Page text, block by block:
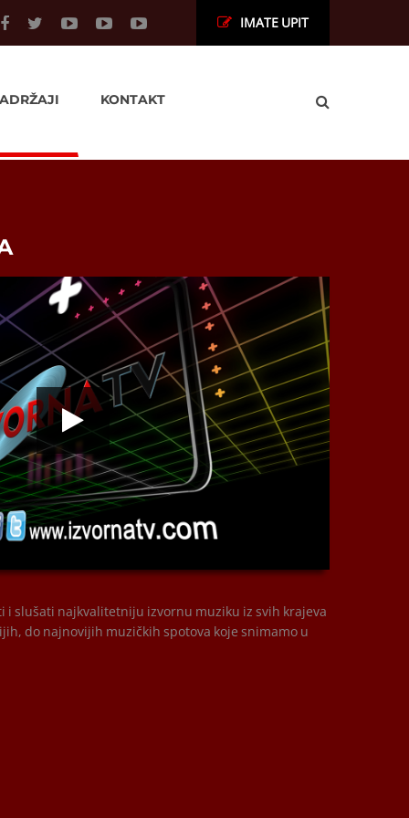
IMATE UPIT
KONTAKT
i slušati najkvalitetniju izvornu muziku iz svih krajeva
do najnovijih muzičkih spotova koje snimamo u